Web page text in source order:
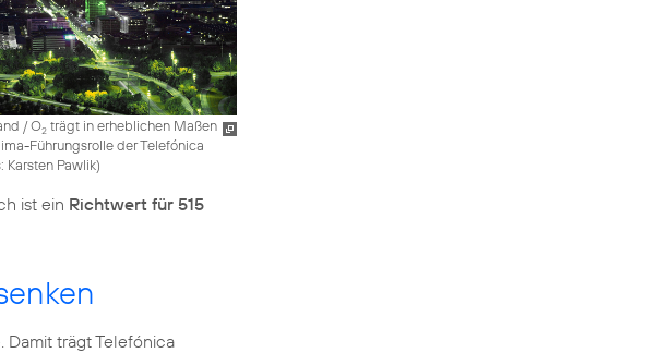
/ O2 trägt in erheblichen Maßen
Führungsrolle der Telefónica
Karsten Pawlik)
ist ein Richtwert für 515
Damit trägt Telefónica